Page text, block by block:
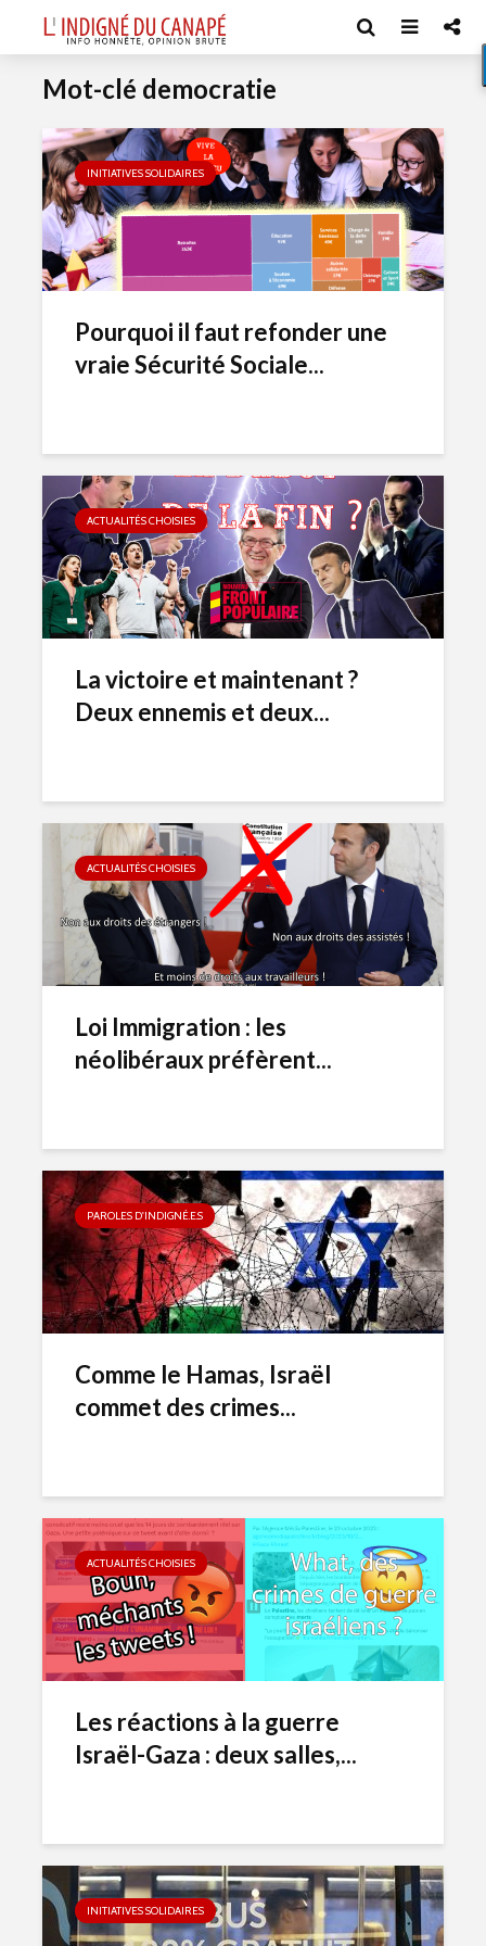
Mot-clé democratie
INITIATIVES SOLIDAIRES
Pourquoi il faut refonder une
vraie Sécurité Sociale...
ACTUALITÉS CHOISIES
La victoire et maintenant ?
Deux ennemis et deux...
ACTUALITÉS CHOISIES
Loi Immigration : les
néolibéraux préfèrent...
PAROLES D'INDIGNÉ.E.S
Comme le Hamas, Israël
commet des crimes...
ACTUALITÉS CHOISIES
Les réactions à la guerre
Israël-Gaza : deux salles,...
INITIATIVES SOLIDAIRES